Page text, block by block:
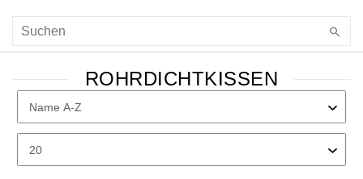
ROHRDICHTKISSEN